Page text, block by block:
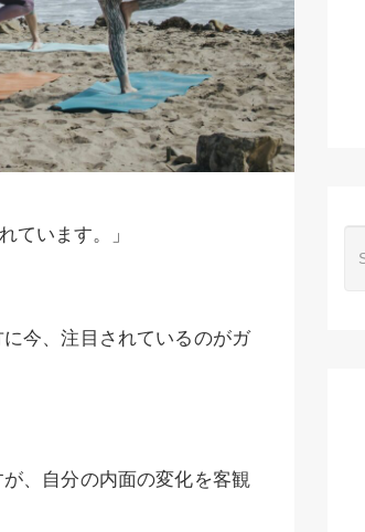
ています。」
今、注目されているのがガ
、自分の内面の変化を客観